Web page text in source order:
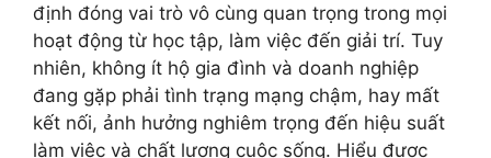
định đóng vai trò vô cùng quan trọng trong mọi
hoạt động từ học tập, làm việc đến giải trí. Tuy
nhiên, không ít hộ gia đình và doanh nghiệp
đang gặp phải tình trạng mạng chậm, hay mất
kết nối, ảnh hưởng nghiêm trọng đến hiệu suất
làm việc và chất lượng cuộc sống. Hiểu được